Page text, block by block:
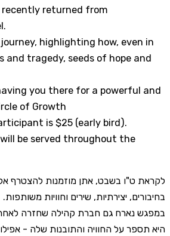
recently returned from
highlighting how, even in
and tragedy, seeds of hope and
you there for a powerful and
of Growth
is $25 (early bird).
be served throughout the
לקראת ט"ו בשבט, אתן מוזמנות להצטרף
בחיבורים, יצירתיות, שירים וחוויות משותפות.
במפגש נארח גם חברת קהילה שחזרה
היא תספר על החוויה והתובנות שלה -